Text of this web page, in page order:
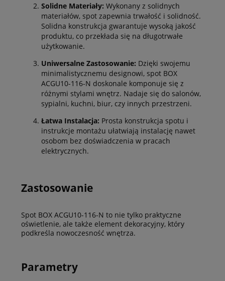
Solidne Materiały: Wykonany z solidnych
materiałów, spot zapewnia trwałość i solidność.
Solidna konstrukcja gwarantuje wysoką jakość
produktu, co przekłada się na długotrwałe
użytkowanie.
Uniwersalne Zastosowanie: Dzięki swojemu
minimalistycznemu designowi, spot BOX
ACGU10-116-N doskonale komponuje się z
różnymi stylami wnętrz. Nadaje się do salonów,
sypialni, kuchni, biur, czy innych przestrzeni.
Łatwa Instalacja: Prosta konstrukcja spotu i
instrukcje montażu ułatwiają instalację nawet
osobom bez doświadczenia w pracach
elektrycznych.
Zastosowanie
Spot BOX ACGU10-116-N to nie tylko praktyczne
oświetlenie, ale także element dekoracyjny, który
podkreśla nowoczesność wnętrza.
Parametry